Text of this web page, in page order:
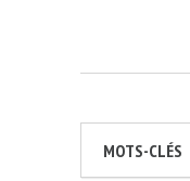
MOTS-CLÉS